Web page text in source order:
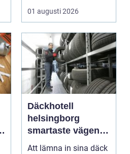
Det tar...
01 augusti 2026
Däckhotell
helsingborg
smartaste vägen
till säkra hjulskift
Att lämna in sina däck